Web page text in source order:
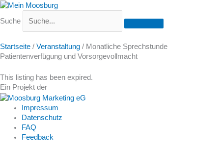
Suche
Startseite / Veranstaltung / Monatliche Sprechstunde
Patientenverfügung und Vorsorgevollmacht
This listing has been expired.
Ein Projekt der
Impressum
Datenschutz
FAQ
Feedback